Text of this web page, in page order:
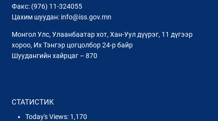
Факс: (976) 11-324055
Цахим шуудан: info@iss.gov.mn
Монгол Улс, Улаанбаатар хот, Хан-Уул дүүрэг, 11 дүгээр
хороо, Их Тэнгэр цогцолбор 24-р байр
Шуудангийн хайрцаг – 870
СТАТИСТИК
Today's Views: 1,170